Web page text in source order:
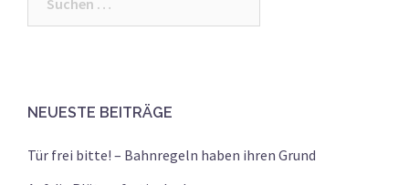
NEUESTE BEITRÄGE
Tür frei bitte! – Bahnregeln haben ihren Grund